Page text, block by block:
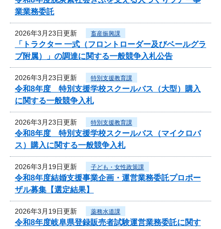
業業務委託
2026年3月23日更新 畜産振興課
「トラクター 一式（フロントローダー及びベールグラ
ブ附属）」の調達に関する一般競争入札公告
2026年3月23日更新 特別支援教育課
令和8年度 特別支援学校スクールバス（大型）購入
に関する一般競争入札
2026年3月23日更新 特別支援教育課
令和8年度 特別支援学校スクールバス（マイクロバ
ス）購入に関する一般競争入札
2026年3月19日更新 子ども・女性政策課
令和8年度結婚支援事業企画・運営業務委託プロポー
ザル募集【選定結果】
2026年3月19日更新 薬務水道課
令和8年度岐阜県登録販売者試験運営業務委託に関す